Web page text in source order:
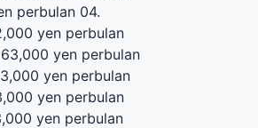
perbulan 04.
yen perbulan
yen perbulan
yen perbulan
yen perbulan
yen perbulan